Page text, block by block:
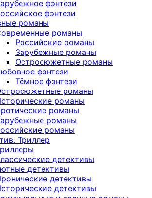
фэнтези
фэнтези
романы
романы
Российские романы
Зарубежные романы
Остросюжетные романы
фэнтези
Тёмное фэнтези
романы
романы
романы
романы
романы
Триллер
детективы
детективы
детективы
детективы